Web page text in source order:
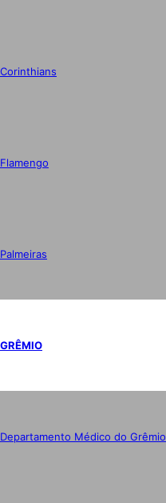
Corinthians
Flamengo
Palmeiras
GRÊMIO
Departamento Médico do Grêmio